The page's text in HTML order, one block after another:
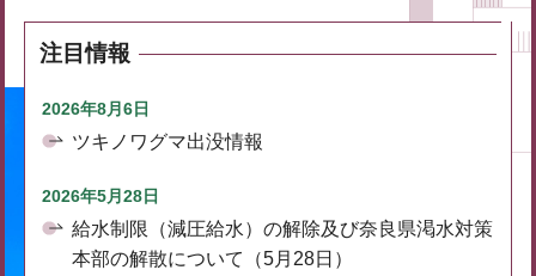
注目情報
2026年8月6日
ツキノワグマ出没情報
2026年5月28日
給水制限（減圧給水）の解除及び奈良県渇水対策
本部の解散について（5月28日）